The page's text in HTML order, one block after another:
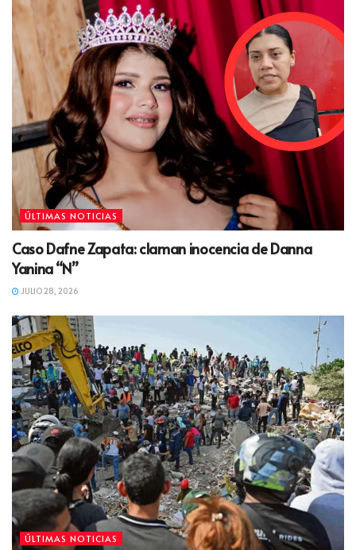
ÚLTIMAS NOTICIAS
Caso Dafne Zapata: claman inocencia de Danna
Yanina “N”
JULIO 28, 2026
ÚLTIMAS NOTICIAS